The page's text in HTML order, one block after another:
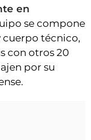
en
se compone
cuerpo técnico,
con otros 20
por su